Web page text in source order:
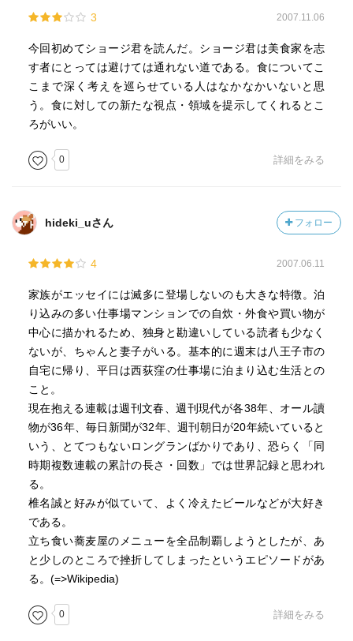
3 2007.11.06
今回初めてショージ君を読んだ。ショージ君は美食家を志
す者にとっては避けては通れない道である。食についてこ
こまで深く考えを巡らせている人はなかなかいないと思
う。食に対しての新たな視点・領域を提示してくれるとこ
ろがいい。
0 詳細をみる
hideki_uさん フォロー
4 2007.06.11
家族がエッセイには滅多に登場しないのも大きな特徴。泊
り込みの多い仕事場マンションでの自炊・外食や買い物が
中心に描かれるため、独身と勘違いしている読者も少なく
ないが、ちゃんと妻子がいる。基本的に週末は八王子市の
自宅に帰り、平日は西荻窪の仕事場に泊まり込む生活との
こと。
現在抱える連載は週刊文春、週刊現代が各38年、オール讀
物が36年、毎日新聞が32年、週刊朝日が20年続いていると
いう、とてつもないロングランばかりであり、恐らく「同
時期複数連載の累計の長さ・回数」では世界記録と思われ
る。
椎名誠と好みが似ていて、よく冷えたビールなどが大好き
である。
立ち食い蕎麦屋のメニューを全品制覇しようとしたが、あ
と少しのところで挫折してしまったというエピソードがあ
る。(=>Wikipedia)
0 詳細をみる